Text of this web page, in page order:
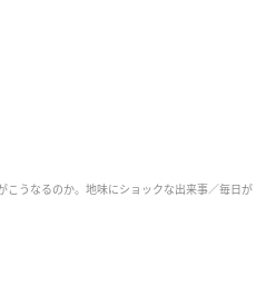
こうなるのか。地味にショックな出来事／毎日が